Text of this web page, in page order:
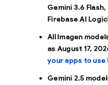
Gemini 3.6 Flash,
Firebase AI
All Imagen
as August 17,
your apps to use
Gemini 2.5